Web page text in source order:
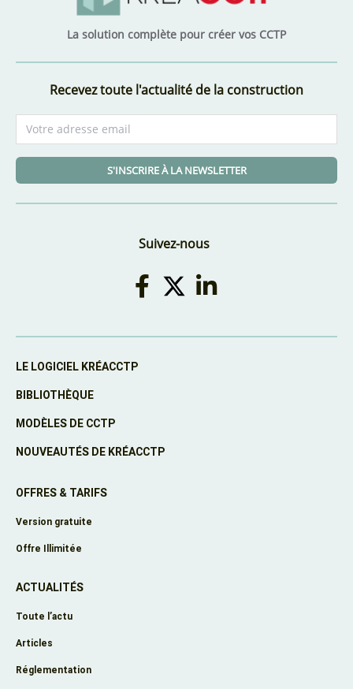
La solution complète pour créer vos CCTP
Recevez toute l'actualité de la construction
S'INSCRIRE À LA NEWSLETTER
Suivez-nous
LE LOGICIEL KRÉACCTP
BIBLIOTHÈQUE
MODÈLES DE CCTP
NOUVEAUTÉS DE KRÉACCTP
OFFRES & TARIFS
Version gratuite
Offre Illimitée
ACTUALITÉS
Toute l’actu
Articles
Réglementation